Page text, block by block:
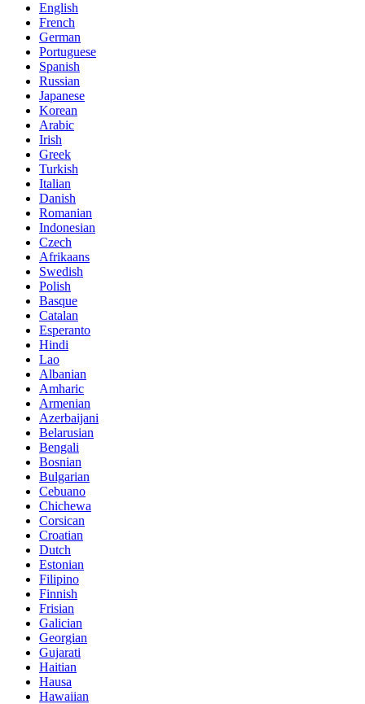
English
French
German
Portuguese
Spanish
Russian
Japanese
Korean
Arabic
Irish
Greek
Turkish
Italian
Danish
Romanian
Indonesian
Czech
Afrikaans
Swedish
Polish
Basque
Catalan
Esperanto
Hindi
Lao
Albanian
Amharic
Armenian
Azerbaijani
Belarusian
Bengali
Bosnian
Bulgarian
Cebuano
Chichewa
Corsican
Croatian
Dutch
Estonian
Filipino
Finnish
Frisian
Galician
Georgian
Gujarati
Haitian
Hausa
Hawaiian